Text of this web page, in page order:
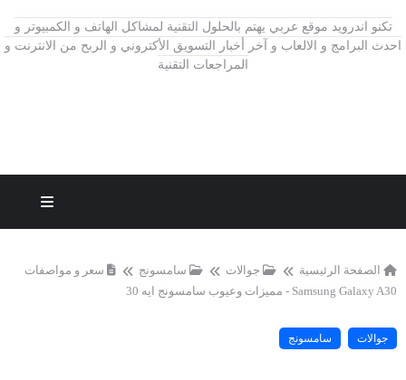
تكنو اندرويد موقع عربي يهتم بالحلول التقنية لمشاكل الهاتف و الكمبيوتر و
احدث البرامج و الالعاب و آخر أخبار التسويق الأكتروني و الربح من الانترنت و
المراجعات التقنية
الصفحة الرئيسية جوالات سامسونج
سعر و مواصفات
Samsung Galaxy A30 - مميزات وعيوب سامسونج ايه 30
جوالات سامسونج